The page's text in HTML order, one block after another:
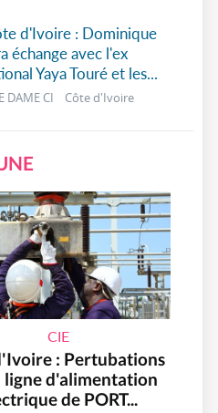
d'Ivoire : Dominique
échange avec l'ex
Yaya Touré et les...
DAME CI Côte d'Ivoire
CIE
: Pertubations
ligne d'alimentation
de PORT...